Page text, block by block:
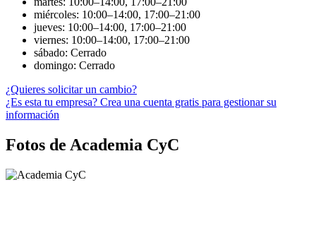
miércoles: 10:00–14:00, 17:00–21:00
jueves: 10:00–14:00, 17:00–21:00
viernes: 10:00–14:00, 17:00–21:00
sábado: Cerrado
domingo: Cerrado
¿Quieres solicitar un cambio?
¿Es esta tu empresa? Crea una cuenta gratis para gestionar su
información
Fotos de Academia CyC